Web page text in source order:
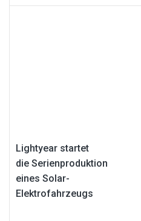
Lightyear startet
die Serienproduktion
eines Solar-
Elektrofahrzeugs